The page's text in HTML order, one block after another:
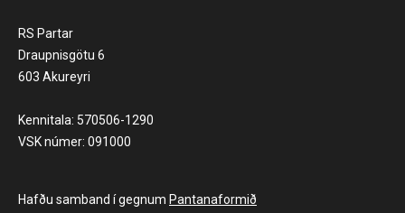
RS Partar
Draupnisgötu 6
603 Akureyri
Kennitala: 570506-1290
VSK númer: 091000
Hafðu samband í gegnum Pantanaformið